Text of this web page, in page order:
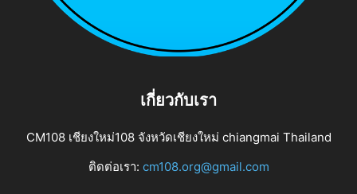
เกี่ยวกับเรา
CM108 เชียงใหม่108 จังหวัดเชียงใหม่ chiangmai Thailand
ติดต่อเรา: cm108.org@gmail.com